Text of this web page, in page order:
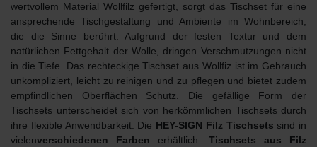
wertvollem Material Wollfilz gefertigt, sorgt das Tischset für eine
ansprechende Tischgestaltung und Ambiente im Wohnbereich,
die die Sinne berührt. Aufgrund der festen Textur und dem
natürlichen Fettgehalt der Wolle, dringen Verschmutzungen nicht
in die Tiefe. Das rechteckige Tischset aus Wollfiz ist im Gebrauch
unkompliziert, leicht zu reinigen und zu pflegen und bietet zudem
empfindlichen Oberflächen Schutz. Die gefällige Form der
Tischsets unterscheidet sich von herkömmlichen Tischsets durch
ihre flexible Anwendbarkeit. Die HEY-SIGN Filz Tischsets sind in
vielenverschiedenen Farben erhältlich. Tischsets aus Filz